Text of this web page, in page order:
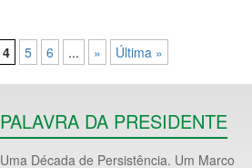
4 5 6 ... » Última »
PALAVRA DA PRESIDENTE
Uma Década de Persistência. Um Marco